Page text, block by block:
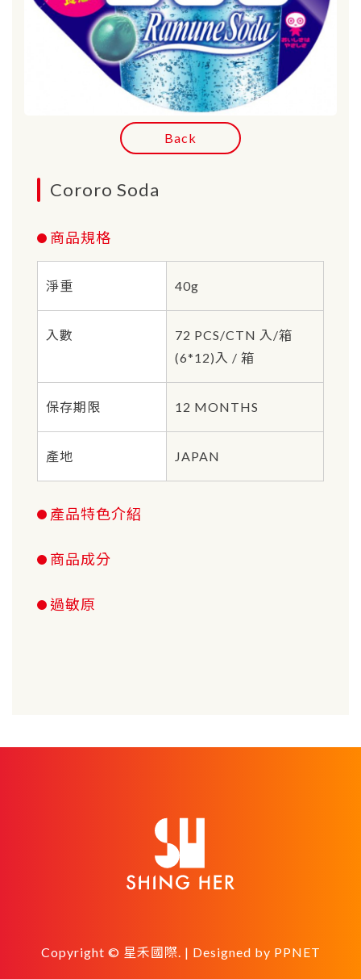
Back
Cororo Soda
商品規格
淨重 40g
入數
72 PCS/CTN 入/箱
(6*12)入 / 箱
保存期限 12 MONTHS
產地 JAPAN
產品特色介紹
商品成分
過敏原
Copyright © 星禾國際. | Designed by PPNET